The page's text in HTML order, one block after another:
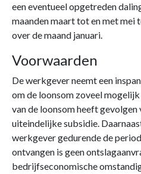
een eventueel opgetreden
maanden maart tot en met mei
over de maand januari.
Voorwaarden
De werkgever neemt een
om de loonsom zoveel
van de loonsom heeft gevolgen
uiteindelijke subsidie.
werkgever gedurende de
ontvangen is geen
bedrijfseconomische